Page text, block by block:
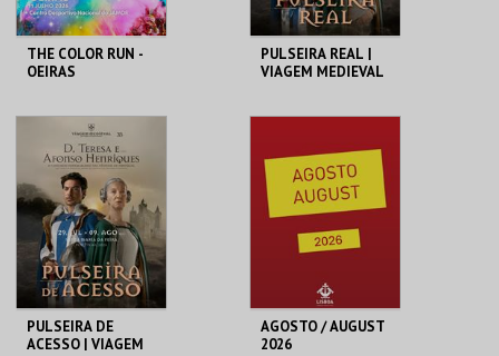
THE COLOR RUN -
OEIRAS
OEIRAS/JAMOR
MAIS INFO
INSCREVER
PULSEIRA REAL |
VIAGEM MEDIEVAL
MAIS INFO
PULSEIRA DE
ACESSO | VIAGEM
AGOSTO / AUGUST
2026